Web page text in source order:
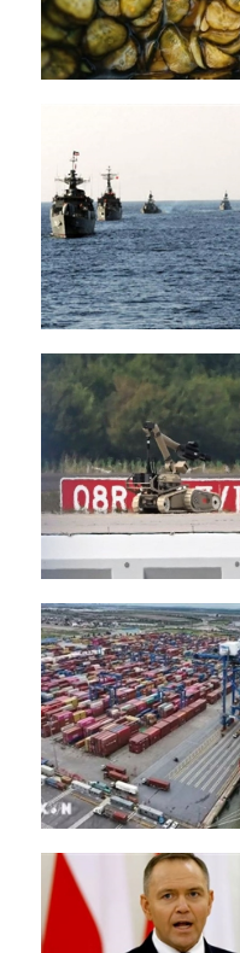
Bão tuyết
Bệnh viện
Bản quyền
Bộ Ngoại giao
Bình Dương
Biển Đen
Boeing
Bình Định
Bulgaria
Biến chủng
Baikal
Bakhmut
Bulagria
Crimea
Công nghệ
Chuyện hay
Chuyện lạ
Cuộc sống quanh ta
Casino
Chiến tranh thương
Chi hội phụ nữ TTTM
Chính trị Nga
Chợ Vòm
Cấm bay
Cao tốc
Canada